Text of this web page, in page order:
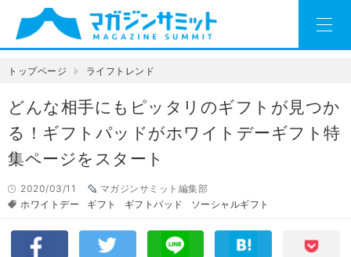
トップページ ライフトレンド
どんな相手にもピッタリのギフトが見つか
る！ギフトパッドがホワイトデーギフト特
集ページをスタート
2020/03/11
マガジンサミット編集部
ホワイトデー
ギフト ギフトパッド ソーシャルギフト